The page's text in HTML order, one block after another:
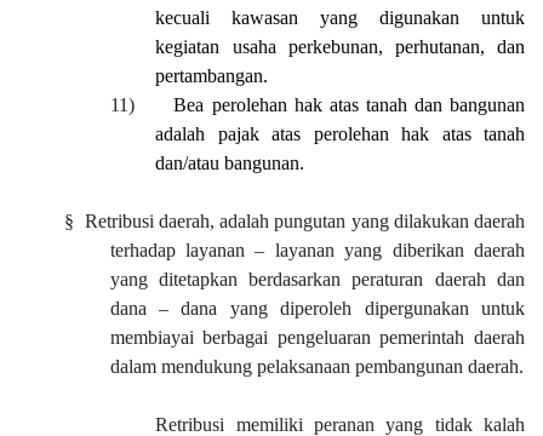
kecuali kawasan yang digunakan untuk
kegiatan usaha perkebunan, perhutanan, dan
pertambangan.
11)
Bea perolehan hak atas tanah danbangunan
adalah pajak atas perolehan hak atas tanah
dan/atau bangunan.
§ Retribusi daerah, adalah pungutan yang dilakukan daerah
terhadap layanan – layanan yang diberikan daerah
yang ditetapkan berdasarkan peraturan daerah dan
dana – dana yang diperoleh dipergunakan untuk
membiayai berbagai pengeluaran pemerintah daerah
dalam mendukung pelaksanaan pembangunan daerah.
Retribusi memiliki peranan yang tidak kalah